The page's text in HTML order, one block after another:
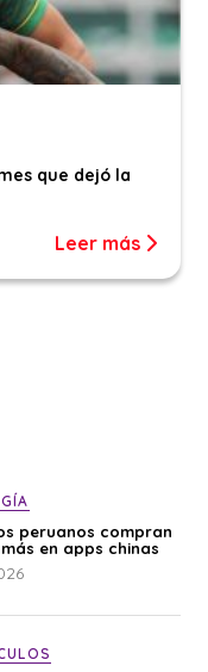
que dejó la
Leer más
peruanos compran
en apps chinas